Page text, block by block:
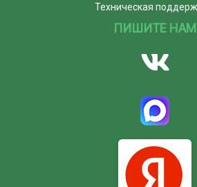
Техническая
ПИШИТЕ НАМ